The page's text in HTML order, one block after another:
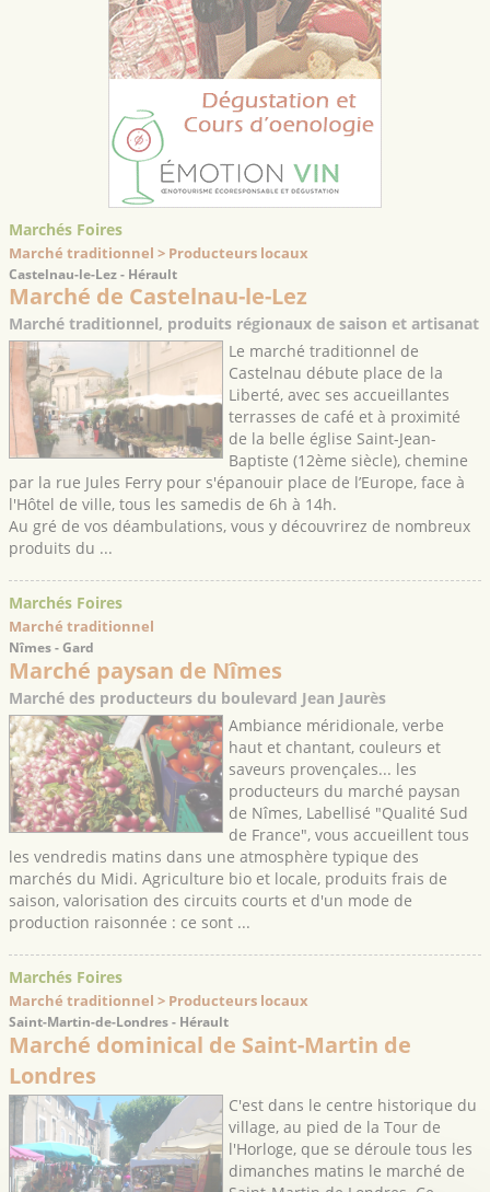
Marchés Foires
Marché traditionnel > Producteurs locaux
Castelnau-le-Lez - Hérault
Marché de Castelnau-le-Lez
Marché traditionnel, produits régionaux de saison et artisanat
Le marché traditionnel de
Castelnau débute place de la
Liberté, avec ses accueillantes
terrasses de café et à proximité
de la belle église Saint-Jean-
Baptiste (12ème siècle), chemine
par la rue Jules Ferry pour s'épanouir place de l’Europe, face à
l'Hôtel de ville, tous les samedis de 6h à 14h.
Au gré de vos déambulations, vous y découvrirez de nombreux
produits du ...
Marchés Foires
Marché traditionnel
Nîmes - Gard
Marché paysan de Nîmes
Marché des producteurs du boulevard Jean Jaurès
Ambiance méridionale, verbe
haut et chantant, couleurs et
saveurs provençales... les
producteurs du marché paysan
de Nîmes, Labellisé "Qualité Sud
de France", vous accueillent tous
les vendredis matins dans une atmosphère typique des
marchés du Midi. Agriculture bio et locale, produits frais de
saison, valorisation des circuits courts et d'un mode de
production raisonnée : ce sont ...
Marchés Foires
Marché traditionnel > Producteurs locaux
Saint-Martin-de-Londres - Hérault
Marché dominical de Saint-Martin de
Londres
C'est dans le centre historique du
village, au pied de la Tour de
l'Horloge, que se déroule tous les
dimanches matins le marché de